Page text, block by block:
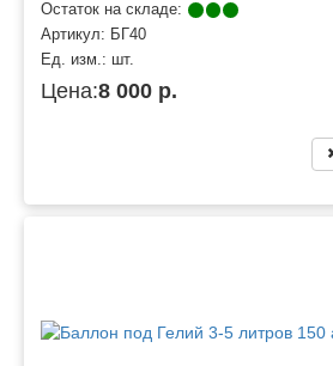
Остаток на складе:
Артикул: БГ40
Ед. изм.: шт.
Цена:8 000 р.